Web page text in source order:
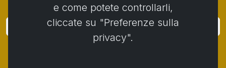
© Copyright 2014 - 2026 Activstar
e come potete controllarli,
cliccate su "Preferenze sulla
privacy".